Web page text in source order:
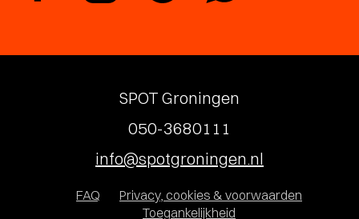
SPOT Groningen
050-3680111
info@spotgroningen.nl
FAQ
Privacy, cookies & voorwaarden
Toegankelijkheid